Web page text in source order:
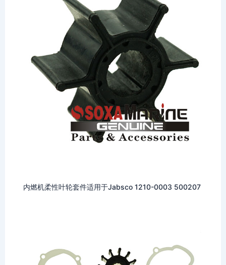
内燃机柔性叶轮套件适用于Jabsco 1210-0003 500207